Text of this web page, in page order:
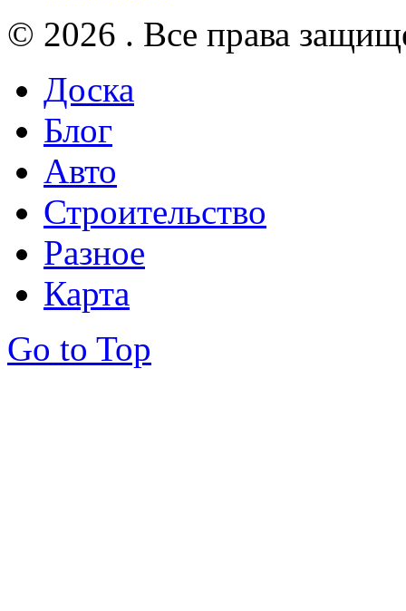
© 2026 . Все права
Доска
Блог
Авто
Строительство
Разное
Карта
Go to Top